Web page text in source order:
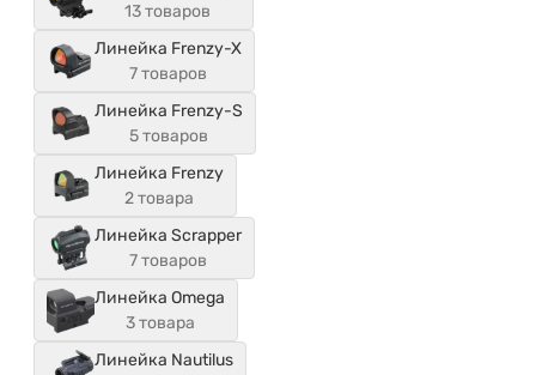
13 товаров
Линейка Frenzy-X
7 товаров
Линейка Frenzy-S
5 товаров
Линейка Frenzy
2 товара
Линейка Scrapper
7 товаров
Линейка Omega
3 товара
Линейка Nautilus